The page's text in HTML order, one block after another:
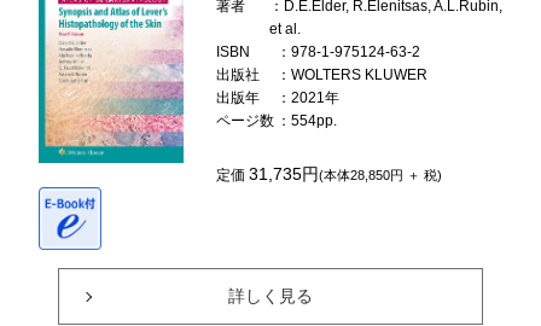
著者
：D.E.Elder, R.Elenitsas, A.L.Rubin,
et al.
ISBN
：978-1-975124-63-2
出版社
：WOLTERS KLUWER
出版年
：2021年
ページ数 ：554pp.
定価31,735円(本体28,850円 ＋ 税)
詳しく見る